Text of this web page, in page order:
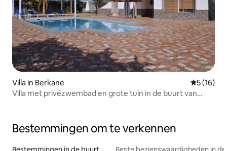
Villa in Berkane
5 (16)
Villa met privézwembad en grote tuin in de buurt van
Bestemmingen om te verkennen